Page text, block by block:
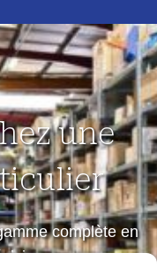
une
complète en